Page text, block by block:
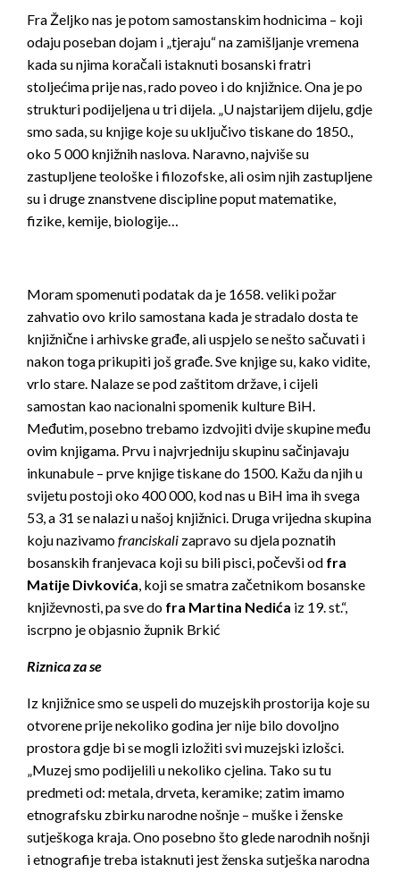
Fra Željko nas je potom samostanskim hodnicima – koji
odaju poseban dojam i „tjeraju“ na zamišljanje vremena
kada su njima koračali istaknuti bosanski fratri
stoljećima prije nas, rado poveo i do knjižnice. Ona je po
strukturi podijeljena u tri dijela. „U najstarijem dijelu, gdje
smo sada, su knjige koje su uključivo tiskane do 1850.,
oko 5 000 knjižnih naslova. Naravno, najviše su
zastupljene teološke i filozofske, ali osim njih zastupljene
su i druge znanstvene discipline poput matematike,
fizike, kemije, biologije…
Moram spomenuti podatak da je 1658. veliki požar
zahvatio ovo krilo samostana kada je stradalo dosta te
knjižnične i arhivske građe, ali uspjelo se nešto sačuvati i
nakon toga prikupiti još građe. Sve knjige su, kako vidite,
vrlo stare. Nalaze se pod zaštitom države, i cijeli
samostan kao nacionalni spomenik kulture BiH.
Međutim, posebno trebamo izdvojiti dvije skupine među
ovim knjigama. Prvu i najvrjedniju skupinu sačinjavaju
inkunabule – prve knjige tiskane do 1500. Kažu da njih u
svijetu postoji oko 400 000, kod nas u BiH ima ih svega
53, a 31 se nalazi u našoj knjižnici. Druga vrijedna skupina
koju nazivamofranciskali zapravo su djela poznatih
bosanskih franjevaca koji su bili pisci, počevši od fra
Matije Divkovića, koji se smatra začetnikom bosanske
književnosti, pa sve do fra Martina Nedića iz 19. st.“,
iscrpno je objasnio župnik Brkić
Riznica za se
Iz knjižnice smo se uspeli do muzejskih prostorija koje su
otvorene prije nekoliko godina jer nije bilo dovoljno
prostora gdje bi se mogli izložiti svi muzejski izlošci.
„Muzej smo podijelili u nekoliko cjelina. Tako su tu
predmeti od: metala, drveta, keramike; zatim imamo
etnografsku zbirku narodne nošnje – muške i ženske
sutješkoga kraja. Ono posebno što glede narodnih nošnji
i etnografije treba istaknuti jest ženska sutješka narodna